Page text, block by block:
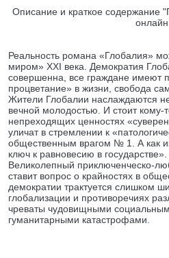
Описание и краткое содержание
онлайн.
Реальность романа «Глобалия»
миром» XXI века. Демократия
совершенна, все граждане имеют
процветание» в жизни, свобода
Жители Глобалии наслаждаются
вечной молодостью. И стоит кому-
непреходящих ценностях
уличат в стремлении к
общественным врагом № 1. А как
ключ к равновесию в государстве».
Великолепный приключенческо-
ставит вопрос о крайностях в
демократии трактуется слишком
глобализации и противоречиях
чреваты чудовищными
гуманитарными катастрофами.